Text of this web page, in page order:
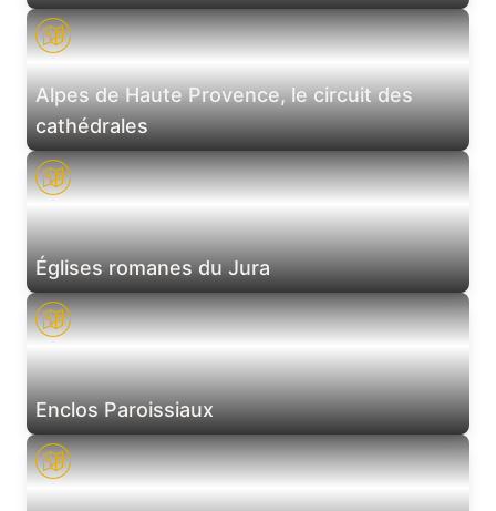
Alpes de Haute Provence, le circuit des
cathédrales
Églises romanes du Jura
Enclos Paroissiaux